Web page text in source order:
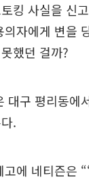
킹 사실을 신
자에게 변을
했던 걸까?
대구 평리동
.
고에 네티즌은